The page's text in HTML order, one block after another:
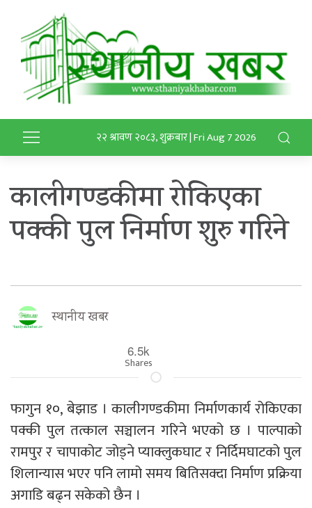
२२ श्रावण २०८३, शुक्रबार | Fri Aug 7 2026
कालीगण्डकीमा रोकिएका
पक्की पुल निर्माण शुरु गरिने
स्थानीय खबर
6.5k
Shares
फागुन १०, बेझाड । कालीगण्डकीमा निर्माणकार्य रोकिएका
पक्की पुल तत्काल सञ्चालन गरिने भएको छ । पाल्पाको
रामपुर र चापाकोट जोड्ने प्याक्लुकघाट र निर्दिमघाटको पुल
शिलान्यास भएर पनि लामो समय बितिसक्दा निर्माण प्रक्रिया
अगाडि बढ्न सकेको छैन ।